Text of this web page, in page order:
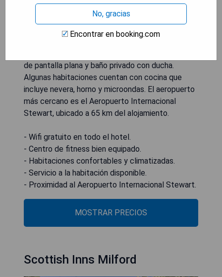
servicio de conserjería, además de WiFi gratuito
en toda la propiedad. Los huéspedes pueden
disfrutar de una bebida en el bar. El hotel
proporciona habitaciones con aire acondicionado
de pantalla plana y baño privado con ducha.
Algunas habitaciones cuentan con cocina que
incluye nevera, horno y microondas. El aeropuerto
más cercano es el Aeropuerto Internacional
Stewart, ubicado a 65 km del alojamiento.
- Wifi gratuito en todo el hotel.
- Centro de fitness bien equipado.
- Habitaciones confortables y climatizadas.
- Servicio a la habitación disponible.
- Proximidad al Aeropuerto Internacional Stewart.
MOSTRAR PRECIOS
Scottish Inns Milford
No, gracias
Encontrar en booking.com